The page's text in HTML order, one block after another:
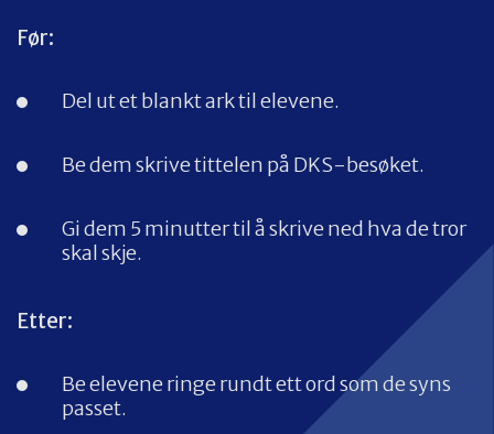
Før:
Del ut et blankt ark til elevene.
Be dem skrive tittelen på DKS-besøket.
Gi dem 5 minutter til å skrive ned hva de tror
skal skje.
Etter:
Be elevene ringe rundt ett ord som de syns
passet.